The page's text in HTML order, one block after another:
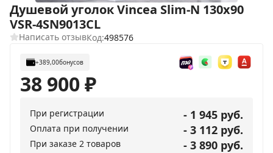
Душевой уголок Vincea Slim-N 130x90
VSR-4SN9013CL
Написать отзывКод:498576
+389,00бонусов
38 900₽
При регистрации - 1 945 руб.
Оплата при получении - 3 112 руб.
При заказе 2 товаров - 3 890 руб.